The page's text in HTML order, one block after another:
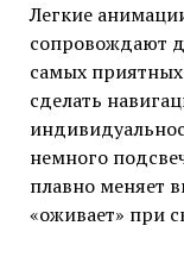
Легкие
сопровождают
самых
сделать
немного
плавно меняет
«оживает» при